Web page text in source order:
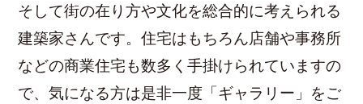
そして街の在り方や文化を総合的に考えられる
建築家さんです。住宅はもちろん店舗や事務所
などの商業住宅も数多く手掛けられていますの
で、気になる方は是非一度「ギャラリー」をご